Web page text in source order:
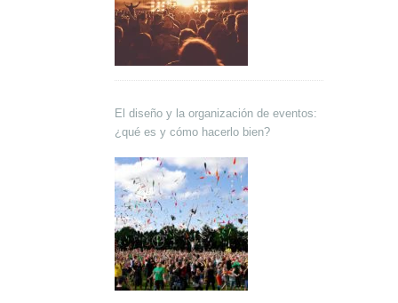
El diseño y la organización de eventos:
¿qué es y cómo hacerlo bien?